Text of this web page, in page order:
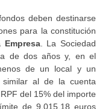
deben destinarse
para la constitución
Empresa. La Sociedad
de dos años y, en el
de un local y un
similar al de la cuenta
del 15% del importe
de 9.015,18 euros